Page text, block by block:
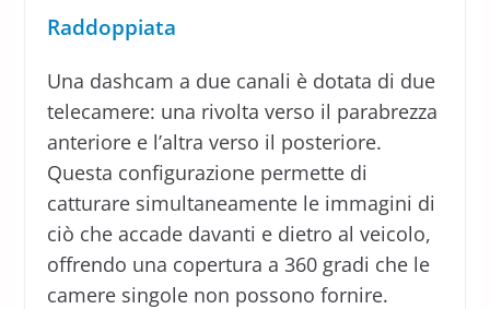
Raddoppiata
Una dashcam a due canali è dotata di due
telecamere: una rivolta verso il parabrezza
anteriore e l’altra verso il posteriore.
Questa configurazione permette di
catturare simultaneamente le immagini di
ciò che accade davanti e dietro al veicolo,
offrendo una copertura a 360 gradi che le
camere singole non possono fornire.